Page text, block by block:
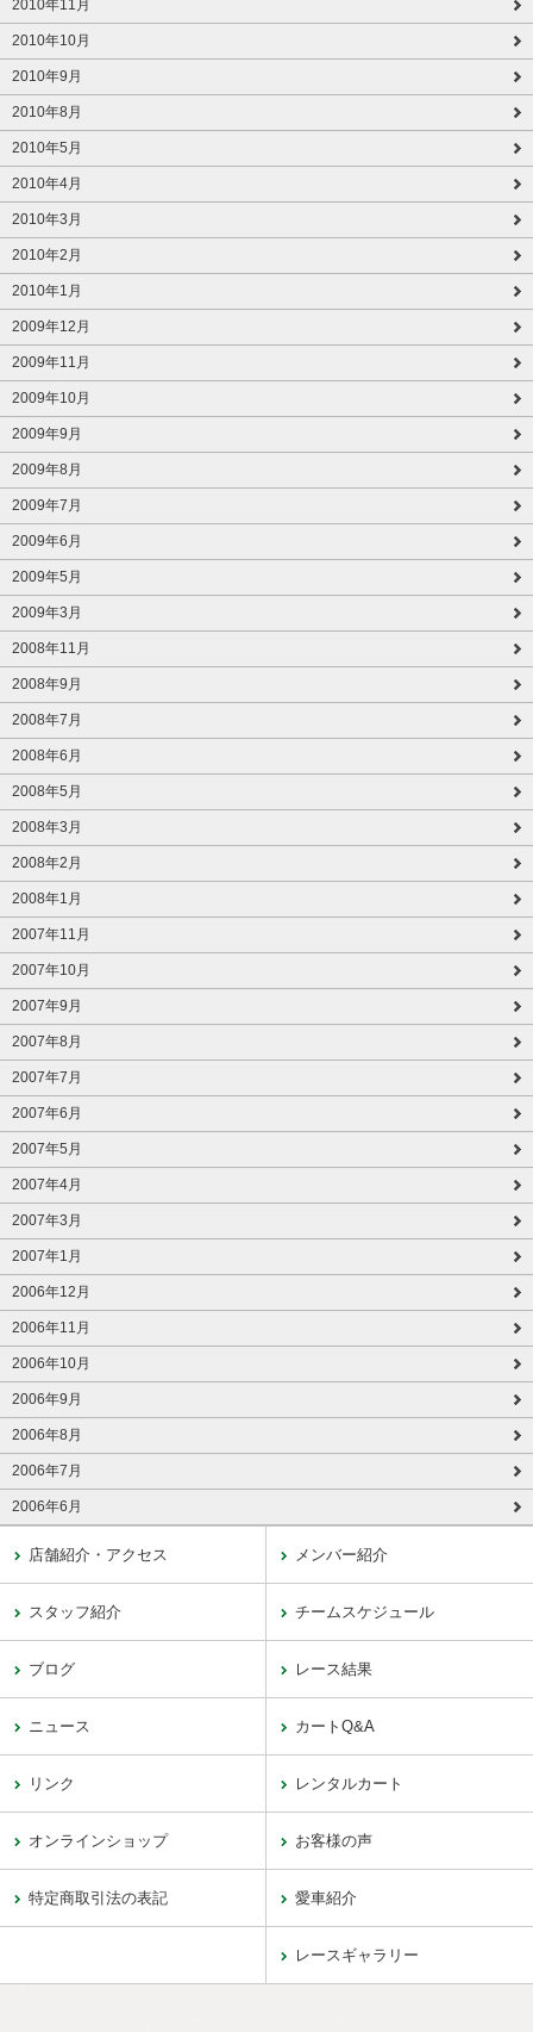
2010年11月
2010年10月
2010年9月
2010年8月
2010年5月
2010年4月
2010年3月
2010年2月
2010年1月
2009年12月
2009年11月
2009年10月
2009年9月
2009年8月
2009年7月
2009年6月
2009年5月
2009年3月
2008年11月
2008年9月
2008年7月
2008年6月
2008年5月
2008年3月
2008年2月
2008年1月
2007年11月
2007年10月
2007年9月
2007年8月
2007年7月
2007年6月
2007年5月
2007年4月
2007年3月
2007年1月
2006年12月
2006年11月
2006年10月
2006年9月
2006年8月
2006年7月
2006年6月
店舗紹介・アクセス メンバー紹介
スタッフ紹介 チームスケジュール
ブログ レース結果
ニュース カートQ&A
リンク レンタルカート
オンラインショップ お客様の声
特定商取引法の表記 愛車紹介
レースギャラリー